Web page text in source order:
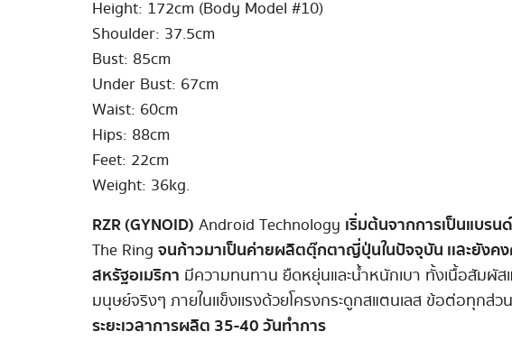
Height: 172cm (Body Model #10)
Shoulder: 37.5cm
Bust: 85cm
Under Bust: 67cm
Waist: 60cm
Hips: 88cm
Feet: 22cm
Weight: 36kg.
RZR (GYNOID) Android Technology เริ่มต้นจากการเป็นแบ
The Ring จนก้าวมาเป็นค่ายผลิตตุ๊กตาญี่ปุ่นในปัจจุบัน เเละยังค
สหรัฐอเมริกา มีความทนทาน ยืดหยุ่นและน้ำหนักเบา ทั้งเนื้อสัมผั
มนุษย์จริงๆ ภายในเเข็งเเรงด้วยโครงกระดูกสแตนเลส ข้อต่อทุกส่
ระยะเวลาการผลิต 35-40 วันทำการ